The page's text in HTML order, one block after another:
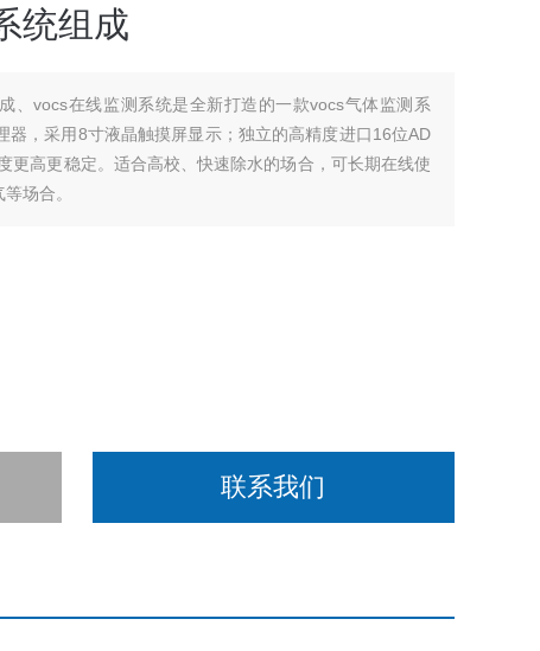
统组成
、vocs在线监测系统是全新打造的一款vocs气体监测系
器，采用8寸液晶触摸屏显示；独立的高精度进口16位AD
更高更稳定。适合高校、快速除水的场合，可长期在线使
场合。
联系我们